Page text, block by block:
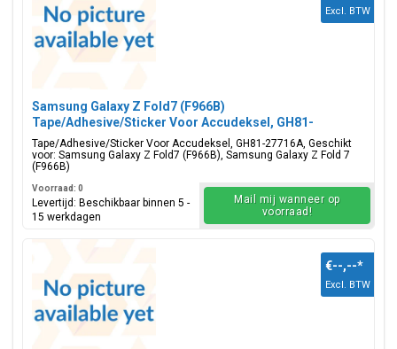
Samsung Galaxy Z Fold7 (F966B)
Tape/Adhesive/Sticker Voor Accudeksel, GH81-
27716A
Tape/Adhesive/Sticker Voor Accudeksel, GH81-27716A, Geschikt
voor: Samsung Galaxy Z Fold7 (F966B), Samsung Galaxy Z Fold 7
(F966B)
Excl. BTW
Voorraad: 0
Levertijd: Beschikbaar binnen 5 -
15 werkdagen
Mail mij wanneer op
voorraad!
€--,--*
Excl. BTW